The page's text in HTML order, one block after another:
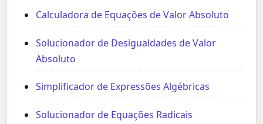
Calculadora de Equações de Valor Absoluto
Solucionador de Desigualdades de Valor
Absoluto
Simplificador de Expressões Algébricas
Solucionador de Equações Radicais